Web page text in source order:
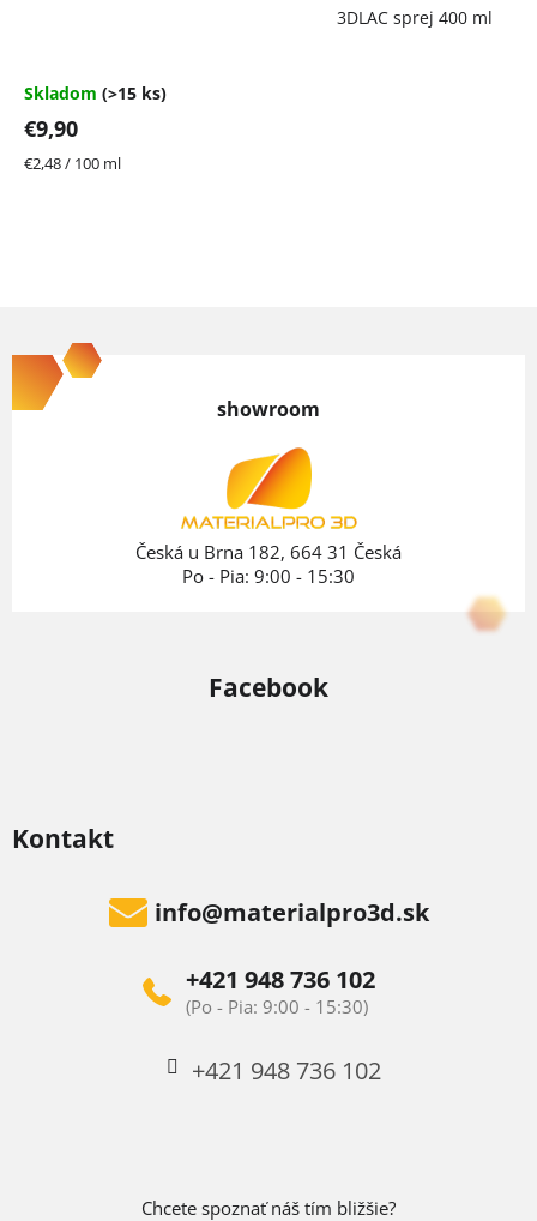
3DLAC sprej 400 ml
4,7
5
hviezdičiek.
Skladom (>15 ks)
€9,90
Jednotková
€2,48 / 100 ml
á
p
Kontakt
info@materialpro3d.sk
+421 948 736 102
+421 948 736 102
Chcete spoznať náš tím bližšie?
showroom
Česká u Brna 182, 664 31 Česká
Po - Pia: 9:00 - 15:30
Facebook